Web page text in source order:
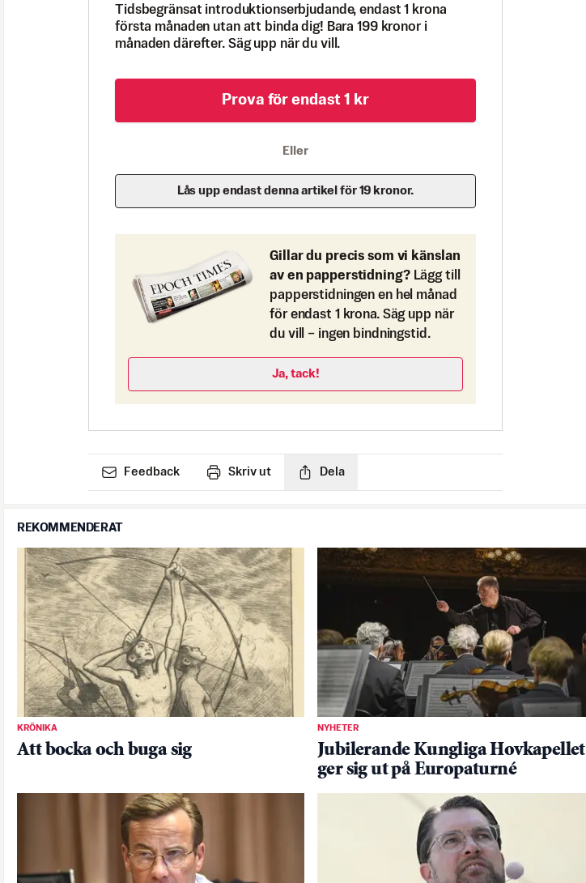
Tidsbegränsat introduktionserbjudande, endast 1 krona
första månaden utan att binda dig! Bara 199 kronor i
månaden därefter. Säg upp när du vill.
Prova för endast 1 kr
Eller
Lås upp endast denna artikel för 19 kronor.
Gillar du precis som vi känslan
av en papperstidning? Lägg till
papperstidningen en hel månad
för endast 1 krona. Säg upp när
du vill – ingen bindningstid.
Ja, tack!
Feedback Skriv ut Dela
REKOMMENDERAT
KRÖNIKA
Att bocka och buga sig
NYHETER
Jubilerande Kungliga Hovkapellet
ger sig ut på Europaturné